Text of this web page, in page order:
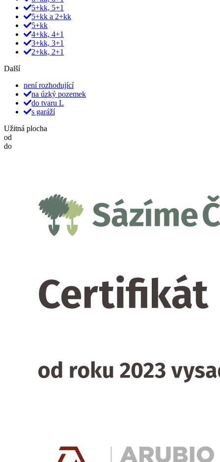
5+kk, 5+1
5+kk a 2+kk
5+kk
4+kk, 4+1
3+kk, 3+1
2+kk, 2+1
Další
není rozhodující
na úzký pozemek
do tvaru L
s garáží
Užitná plocha
od
do